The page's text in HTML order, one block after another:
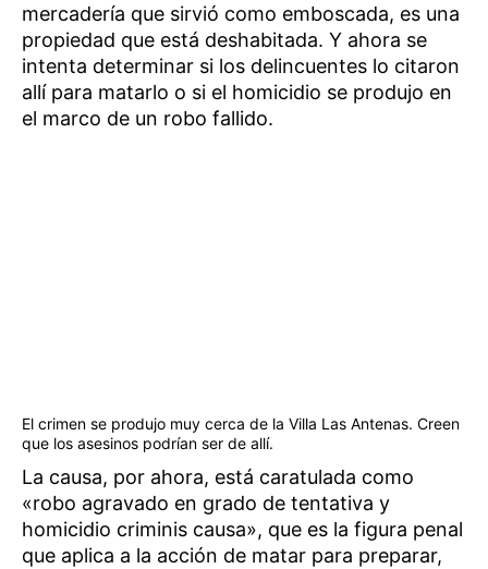
mercadería que sirvió como emboscada, es una
propiedad que está deshabitada. Y ahora se
intenta determinar si los delincuentes lo citaron
allí para matarlo o si el homicidio se produjo en
el marco de un robo fallido.
El crimen se produjo muy cerca de la Villa Las Antenas. Creen
que los asesinos podrían ser de allí.
La causa, por ahora, está caratulada como
«robo agravado en grado de tentativa y
homicidio criminis causa», que es la figura penal
que aplica a la acción de matar para preparar,